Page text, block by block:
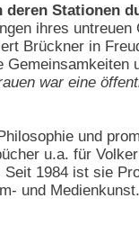
deren Stationen
ihres
Brückner in
war eine
und
u.a. für
1984 ist sie
und